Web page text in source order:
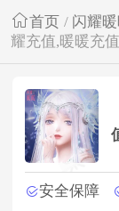
首页 / 闪耀
耀充值,暖暖充
安全保障